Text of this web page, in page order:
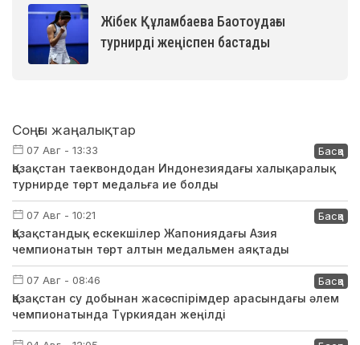
Жібек Құламбаева Баотоудағы
турнирді жеңіспен бастады
Соңғы жаңалықтар
07 Авг - 13:33 Басқа
Қазақстан таеквондодан Индонезиядағы халықаралық
турнирде төрт медальға ие болды
07 Авг - 10:21 Басқа
Қазақстандық ескекшілер Жапониядағы Азия
чемпионатын төрт алтын медальмен аяқтады
07 Авг - 08:46 Басқа
Қазақстан су добынан жасөспірімдер арасындағы әлем
чемпионатында Түркиядан жеңілді